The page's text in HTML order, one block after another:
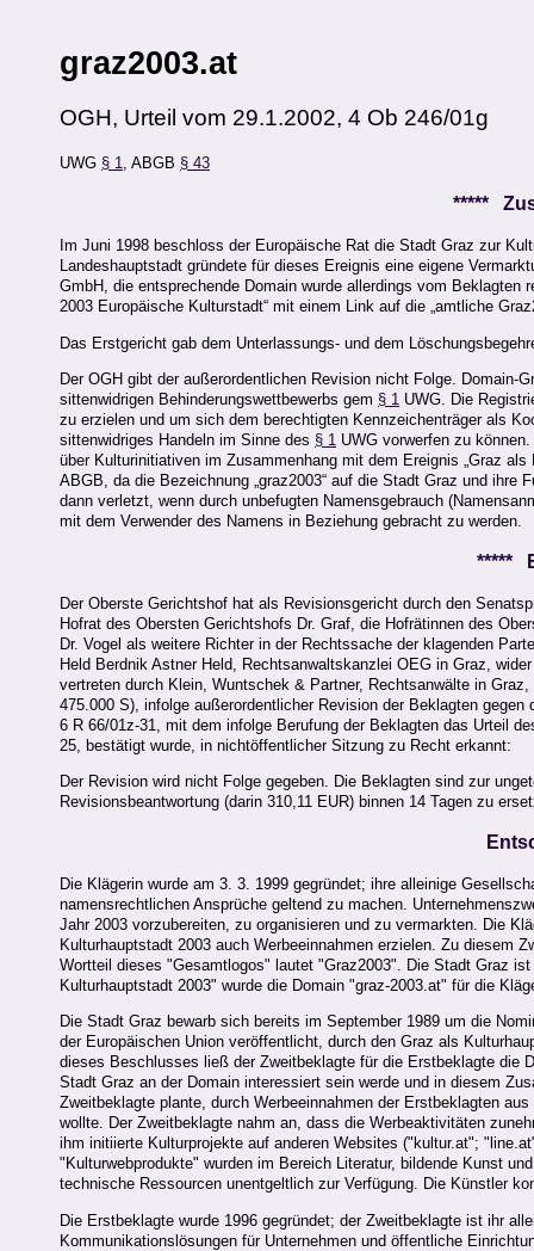
graz2003.at
OGH, Urteil vom 29.1.2002, 4 Ob 246/01g
UWG § 1, ABGB § 43
*****
Im Juni 1998 beschloss der Europäische Rat die Stadt Graz zur
Landeshauptstadt gründete für dieses Ereignis eine eigene
GmbH, die entsprechende Domain wurde allerdings vom
2003 Europäische Kulturstadt“ mit einem Link auf die „amtliche
Das Erstgericht gab dem Unterlassungs- und dem
Der OGH gibt der außerordentlichen Revision nicht Folge. Domain-
sittenwidrigen Behinderungswettbewerbs gem § 1 UWG. Die
zu erzielen und um sich dem berechtigten Kennzeichenträger als
sittenwidriges Handeln im Sinne des § 1 UWG vorwerfen zu
über Kulturinitiativen im Zusammenhang mit dem Ereignis „Graz
ABGB, da die Bezeichnung „graz2003“ auf die Stadt Graz und
dann verletzt, wenn durch unbefugten Namensgebrauch
mit dem Verwender des Namens in Beziehung gebracht zu werden.
*****
Der Oberste Gerichtshof hat als Revisionsgericht durch den
Hofrat des Obersten Gerichtshofs Dr. Graf, die Hofrätinnen des
Dr. Vogel als weitere Richter in der Rechtssache der klagenden
Held Berdnik Astner Held, Rechtsanwaltskanzlei OEG in Graz,
vertreten durch Klein, Wuntschek & Partner, Rechtsanwälte in
475.000 S), infolge außerordentlicher Revision der Beklagten
6 R 66/01z-31, mit dem infolge Berufung der Beklagten das Urteil
25, bestätigt wurde, in nichtöffentlicher Sitzung zu Recht erkannt:
Der Revision wird nicht Folge gegeben. Die Beklagten sind zur
Revisionsbeantwortung (darin 310,11 EUR) binnen 14 Tagen zu
Die Klägerin wurde am 3. 3. 1999 gegründet; ihre alleinige
namensrechtlichen Ansprüche geltend zu machen.
Jahr 2003 vorzubereiten, zu organisieren und zu vermarkten. Die
Kulturhauptstadt 2003 auch Werbeeinnahmen erzielen. Zu diesem
Wortteil dieses "Gesamtlogos" lautet "Graz2003". Die Stadt Graz
Kulturhauptstadt 2003" wurde die Domain "graz-2003.at" für die
Die Stadt Graz bewarb sich bereits im September 1989 um die
der Europäischen Union veröffentlicht, durch den Graz als
dieses Beschlusses ließ der Zweitbeklagte für die Erstbeklagte die
Stadt Graz an der Domain interessiert sein werde und in diesem
Zweitbeklagte plante, durch Werbeeinnahmen der Erstbeklagten
wollte. Der Zweitbeklagte nahm an, dass die Werbeaktivitäten
ihm initiierte Kulturprojekte auf anderen Websites ("kultur.at";
"Kulturwebprodukte" wurden im Bereich Literatur, bildende Kunst
technische Ressourcen unentgeltlich zur Verfügung. Die Künstler
Die Erstbeklagte wurde 1996 gegründet; der Zweitbeklagte ist ihr
Kommunikationslösungen für Unternehmen und öffentliche